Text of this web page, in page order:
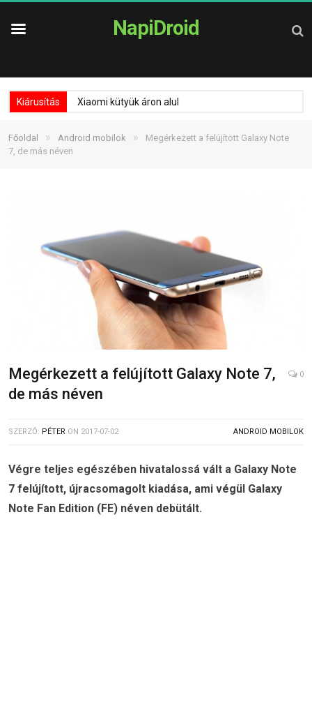
NapiDroid
Kiárusítás Xiaomi kütyük áron alul
Főoldal » Android mobilok »
Megérkezett a felújított Galaxy Note
7, de más néven
Megérkezett a felújított Galaxy Note 7,
de más néven
0
SZERZŐ: PÉTER ON 2017-07-02 ANDROID MOBILOK
Végre teljes egészében hivatalossá vált a Galaxy Note
7 felújított, újracsomagolt kiadása, ami végül Galaxy
Note Fan Edition (FE) néven debütált.